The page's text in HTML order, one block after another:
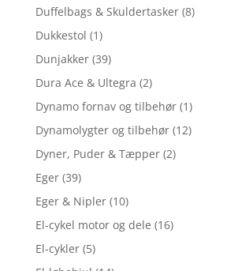
Duffelbags & Skuldertasker (8)
Dukkestol (1)
Dunjakker (39)
Dura Ace & Ultegra (2)
Dynamo fornav og tilbehør (1)
Dynamolygter og tilbehør (12)
Dyner, Puder & Tæpper (2)
Eger (39)
Eger & Nipler (10)
El-cykel motor og dele (16)
El-cykler (5)